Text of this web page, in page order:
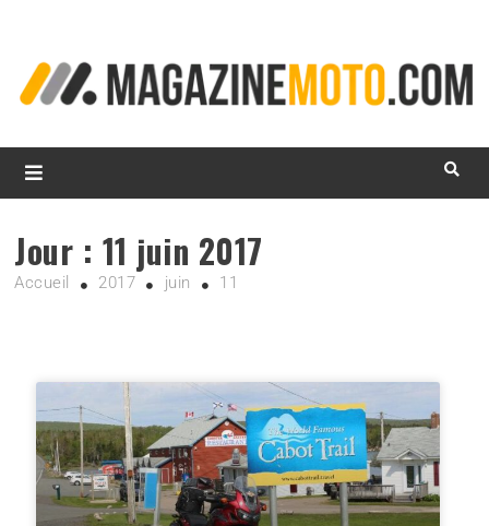
MagazineMoto.com
Jour : 11 juin 2017
Accueil 2017 juin 11